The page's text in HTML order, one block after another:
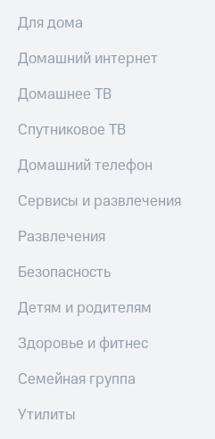
Для дома
Домашний интернет
Домашнее ТВ
Спутниковое ТВ
Домашний телефон
Сервисы и развлечения
Развлечения
Безопасность
Детям и родителям
Здоровье и фитнес
Семейная группа
Утилиты